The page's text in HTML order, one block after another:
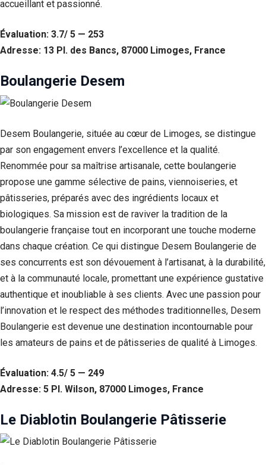
accueillant et passionné.
Évaluation: 3.7/ 5 — 253
Adresse: 13 Pl. des Bancs, 87000 Limoges, France
Boulangerie Desem
Desem Boulangerie, située au cœur de Limoges, se distingue
par son engagement envers l’excellence et la qualité.
Renommée pour sa maîtrise artisanale, cette boulangerie
propose une gamme sélective de pains, viennoiseries, et
pâtisseries, préparés avec des ingrédients locaux et
biologiques. Sa mission est de raviver la tradition de la
boulangerie française tout en incorporant une touche moderne
dans chaque création. Ce qui distingue Desem Boulangerie de
ses concurrents est son dévouement à l’artisanat, à la durabilité,
et à la communauté locale, promettant une expérience gustative
authentique et inoubliable à ses clients. Avec une passion pour
l’innovation et le respect des méthodes traditionnelles, Desem
Boulangerie est devenue une destination incontournable pour
les amateurs de pains et de pâtisseries de qualité à Limoges.
Évaluation: 4.5/ 5 — 249
Adresse: 5 Pl. Wilson, 87000 Limoges, France
Le Diablotin Boulangerie Pâtisserie